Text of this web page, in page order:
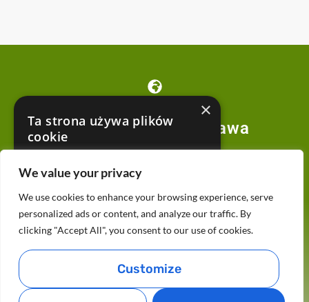
We value your privacy
We use cookies to enhance your browsing experience, serve
personalized ads or content, and analyze our traffic. By
clicking "Accept All", you consent to our use of cookies.
Customize
Obozowa 62, Warszawa
+48 22-877-33-77
pijawki@abros.pl
×
Ta strona używa plików
cookie
w celu poprawy komfortu użytkowania.
wyrażasz zgodę na wszystkie pliki cookie
zgodnie z naszą Polityką plików cookie.
AKCEPTUJ WSZYSTKIE
ODRZUĆ WSZYSTKIE